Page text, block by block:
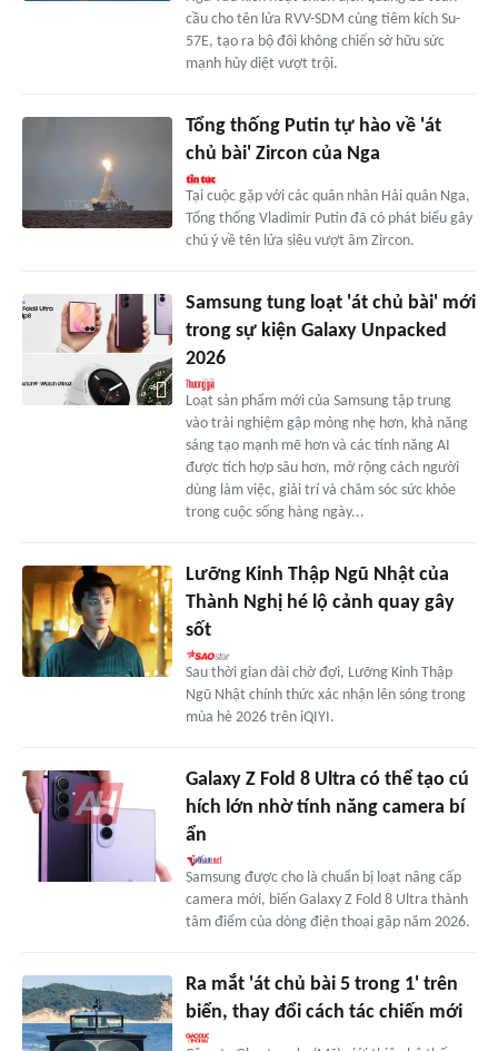
cầu cho tên lửa RVV-SDM cùng tiêm kích Su-
57E, tạo ra bộ đôi không chiến sở hữu sức
mạnh hủy diệt vượt trội.
Tổng thống Putin tự hào về 'át
chủ bài' Zircon của Nga
Tại cuộc gặp với các quân nhân Hải quân Nga,
Tổng thống Vladimir Putin đã có phát biểu gây
chú ý về tên lửa siêu vượt âm Zircon.
Samsung tung loạt 'át chủ bài' mới
trong sự kiện Galaxy Unpacked
2026
Loạt sản phẩm mới của Samsung tập trung
vào trải nghiệm gập mỏng nhẹ hơn, khả năng
sáng tạo mạnh mẽ hơn và các tính năng AI
được tích hợp sâu hơn, mở rộng cách người
dùng làm việc, giải trí và chăm sóc sức khỏe
trong cuộc sống hàng ngày...
Lưỡng Kinh Thập Ngũ Nhật của
Thành Nghị hé lộ cảnh quay gây
sốt
Sau thời gian dài chờ đợi, Lưỡng Kinh Thập
Ngũ Nhật chính thức xác nhận lên sóng trong
mùa hè 2026 trên iQIYI.
Galaxy Z Fold 8 Ultra có thể tạo cú
hích lớn nhờ tính năng camera bí
ẩn
Samsung được cho là chuẩn bị loạt nâng cấp
camera mới, biến Galaxy Z Fold 8 Ultra thành
tâm điểm của dòng điện thoại gập năm 2026.
Ra mắt 'át chủ bài 5 trong 1' trên
biển, thay đổi cách tác chiến mới